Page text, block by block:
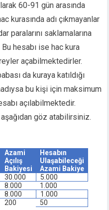
60-91 gün arasında
kurasında adı çıkmayanlar
paralarını saklamalarına
hesabı ise hac kura
açabilmektedirler.
da kuraya katıldığı
bu kişi için maksimum
açılabilmektedir.
göz atabilirsiniz.
Azami
Açılış
Bakiyesi
Hesabın
Ulaşabileceği
Azami Bakiye
30.000
5.000
8.000
1.000
8.000
1.000
200 50